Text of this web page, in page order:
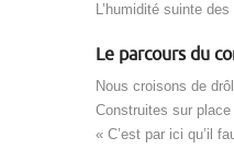
L’humidité suinte
Le parcours du
Nous croisons de
Construites sur
« C’est par ici qu’il